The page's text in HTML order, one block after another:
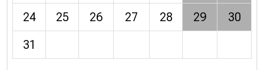
24
25 26 27 28 29
30
31